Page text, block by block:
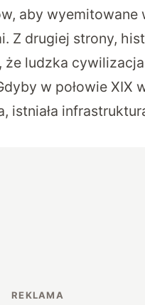
aby
Z drugiej strony,
ludzka
w połowie XIX
istniała